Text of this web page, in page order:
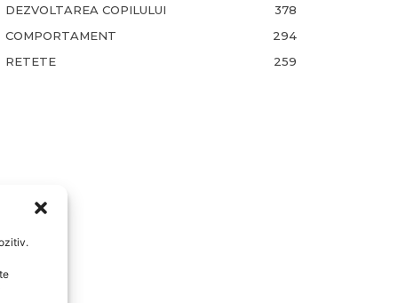
DEZVOLTAREA COPILULUI
378
COMPORTAMENT
294
RETETE
259